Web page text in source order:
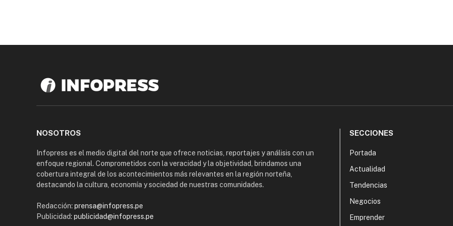
NOSOTROS
Infopress es el medio digital del norte que ofrece noticias, reportajes y análisis con un
enfoque regional. Comprometidos con la veracidad y la objetividad, brindamos una
cobertura integral de los acontecimientos más relevantes en la región norteña,
destacando la cultura, economía y sociedad de nuestras comunidades.
Redacción: prensa@infopress.pe
Publicidad: publicidad@infopress.pe
SECCIONES
Portada
Actualidad
Tendencias
Negocios
Emprender